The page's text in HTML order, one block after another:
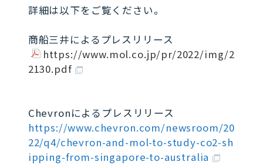
詳細は以下をご覧ください。
商船三井によるプレスリリース
https://www.mol.co.jp/pr/2022/img/2
2130.pdf
Chevronによるプレスリリース
https://www.chevron.com/newsroom/20
22/q4/chevron-and-mol-to-study-co2-sh
ipping-from-singapore-to-australia